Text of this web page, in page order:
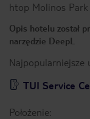
htop Molinos Park
Opis hotelu został
narzędzie DeepL
Najpopularniejsze
TUI Service
Położenie: